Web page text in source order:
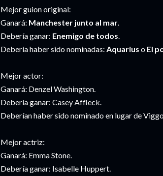
Mejor guion original:
Ganará: Manchester junto al mar.
Debería ganar: Enemigo de todos.
Debería haber sido nominadas: Aquarius o El
Mejor actor:
Ganará: Denzel Washington.
Debería ganar: Casey Affleck.
Deberían haber sido nominado en lugar de
Mejor actriz:
Ganará: Emma Stone.
Debería ganar: Isabelle Huppert.